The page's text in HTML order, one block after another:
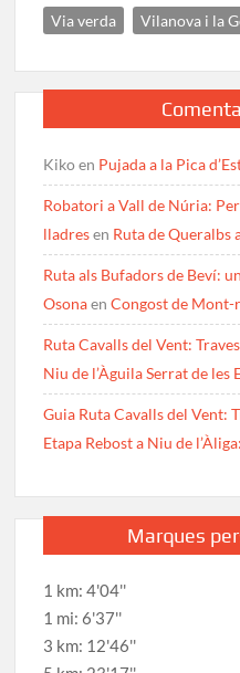
Via verda
Vilanova i la
Kikoen Pujada a la Pica
Robatori a Vall de Núria:
lladresen Ruta de Queralbs
Ruta als Bufadors de Beví:
OsonaenCongost de Mont-
Ruta Cavalls del Vent:
Niu de l’Àguila Serrat de les
Guia Ruta Cavalls del Vent:
Etapa Rebost a Niu de
Marques
1 km: 4'04''
1 mi: 6'37''
3 km: 12'46''